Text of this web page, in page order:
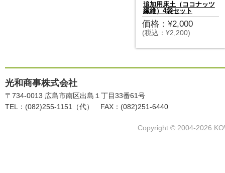
追加用床土（ココナッツ
繊維）4袋セット
価格：¥2,000
(税込：¥2,200)
光和商事株式会社
〒734-0013 広島市南区出島１丁目33番61号
TEL：(082)255-1151（代） FAX：(082)251-6440
Copyright © 2004-2026